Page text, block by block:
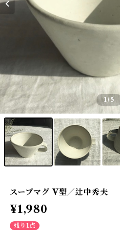
1/5
スープマグ V型／辻中秀夫
¥1,980
残り1点